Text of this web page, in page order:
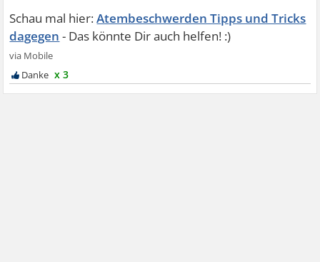
Atembeschwerden Tipps und Tricks
dagegen
x 3